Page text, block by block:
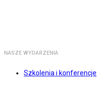
NASZE WYDARZENIA
Szkolenia i konferencje